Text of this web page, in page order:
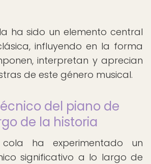
ha sido un elemento central
influyendo en la forma
interpretan y aprecian
de este género musical.
del piano de
de la historia
ha experimentado un
significativo a lo largo de